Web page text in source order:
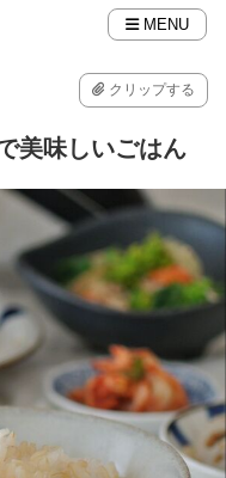
MENU
クリップする
美味しいごはん